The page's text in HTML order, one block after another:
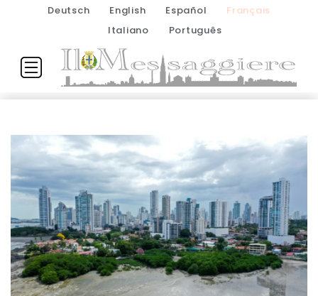
Deutsch English Español
Français
Italiano
Português